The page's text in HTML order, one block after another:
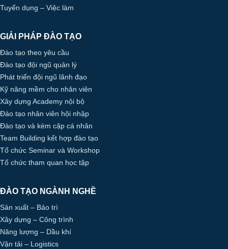
Tuyển dụng – Việc làm
GIẢI PHÁP ĐÀO TẠO
Đào tạo theo yêu cầu
Đào tạo đội ngũ quản lý
Phát triển đội ngũ lãnh đạo
Kỹ năng mềm cho nhân viên
Xây dựng Academy nội bộ
Đào tạo nhân viên hội nhập
Đào tạo và kèm cặp cá nhân
Team Building kết hợp đào tạo
Tổ chức Seminar và Workshop
Tổ chức tham quan học tập
ĐÀO TẠO NGÀNH NGHỀ
Sản xuất – Bảo trì
Xây dựng – Công trình
Năng lượng – Dầu khí
Vận tải – Logistics